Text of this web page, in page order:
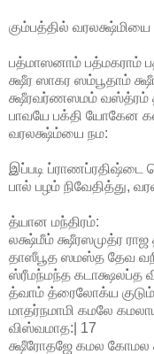
கும்பத்தில் வரலக்ஷ்மியை
பத்மாஸனாம் பத்மகராம்
க்ஷீர ஸாகர ஸம்பூதாம்
க்ஷீரவர்ணஸமம் வஸ்த்ரம்
பாவயே பக்தி யோகேன
வரலக்ஷ்ம்யை நம:
இப்படி ப்ராணப்ரதிஷ்டை
பால் பழம் நிவேதித்து,
த்யான மந்திரம்:
லக்ஷ்மீம் க்ஷீரஸமுத்ர
தாஸீபூத ஸமஸ்த தேவ
ஸ்ரீமந்மந்த கடாக்ஷலப்த
த்வாம் த்ரைலோக்ய
மாதர்நமாமி கமலே
விஸ்வமாத:| 17
க்ஷீரோதஜே கமல கோமல